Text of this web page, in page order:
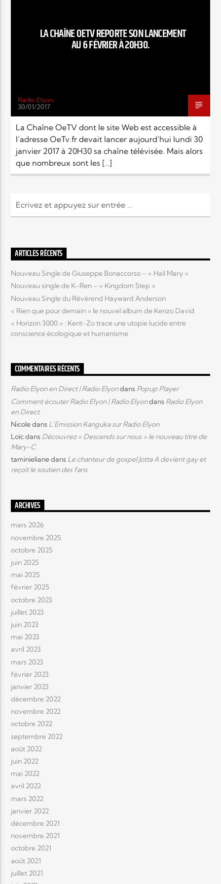
Radio Elyon
Elyon Rhema
Elyon Hits
Elyon Live
Elyon Kids
LA CHAÎNE OETV REPORTE SON LANCEMENT
AU 6 FÉVRIER À 20H30.
Radio Elyon
30/01/2017
La Chaîne OeTV dont le site Web est accessible à
l’adresse OeTv.fr devait lancer aujourd’hui lundi 30
janvier 2017 à 20H30 sa chaîne télévisée. Mais alors
que nombreux sont les […]
ARTICLES RÉCENTS
Nouveau Single de Giuseppe Bonaccorso – « Hail Mary »
Nouveau single de K-Ren – « Kingdom Step »
Nouveau Single du Révérend Hayward Anderson
« Rien que pour demain » le nouvel album de Kenzo David
« Horizon 3000 » : Kent-Zo trace une utopie lucide entre
conscience écologique et humanisme
COMMENTAIRES RÉCENTS
Radio Elyon en Direct | Radio Elyondans Popup Player
Comment écouter Radio Elyon | Radio Elyondans Radio Elyon
en Direct
Nicoledans L’Emission Kanguka sur Radio Elyon
Loïcdans Découvrez « Descends sur nous » le nouveau titre de
Mary-C
taminielianedans Le chanteur de gospel Jotta A devient gay et
reçoit le soutien des fans
ARCHIVES
mars 2026
novembre 2025
octobre 2025
juin 2025
mai 2025
février 2025
octobre 2023
juillet 2023
juin 2023
mai 2023
avril 2023
mars 2023
février 2023
janvier 2023
décembre 2022
novembre 2022
octobre 2022
septembre 2022
août 2022
juin 2022
mai 2022
avril 2022
mars 2022
janvier 2022
décembre 2021
novembre 2021
octobre 2021
août 2021
juillet 2021